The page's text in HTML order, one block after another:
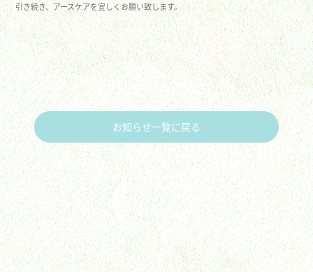
引き続き、アースケアを宜しくお願い致します。
お知らせ一覧に戻る